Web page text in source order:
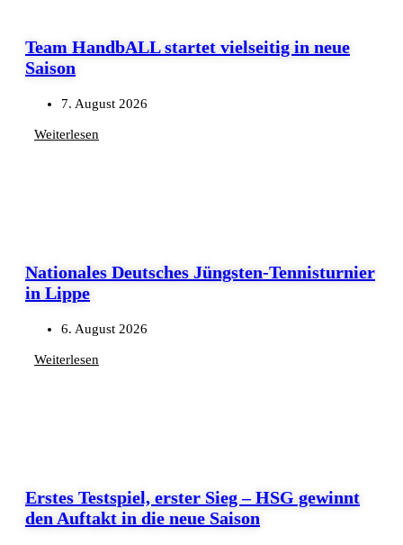
Team HandbALL startet vielseitig in neue
Saison
7. August 2026
Weiterlesen
Nationales Deutsches Jüngsten-Tennisturnier
in Lippe
6. August 2026
Weiterlesen
Erstes Testspiel, erster Sieg – HSG gewinnt
den Auftakt in die neue Saison